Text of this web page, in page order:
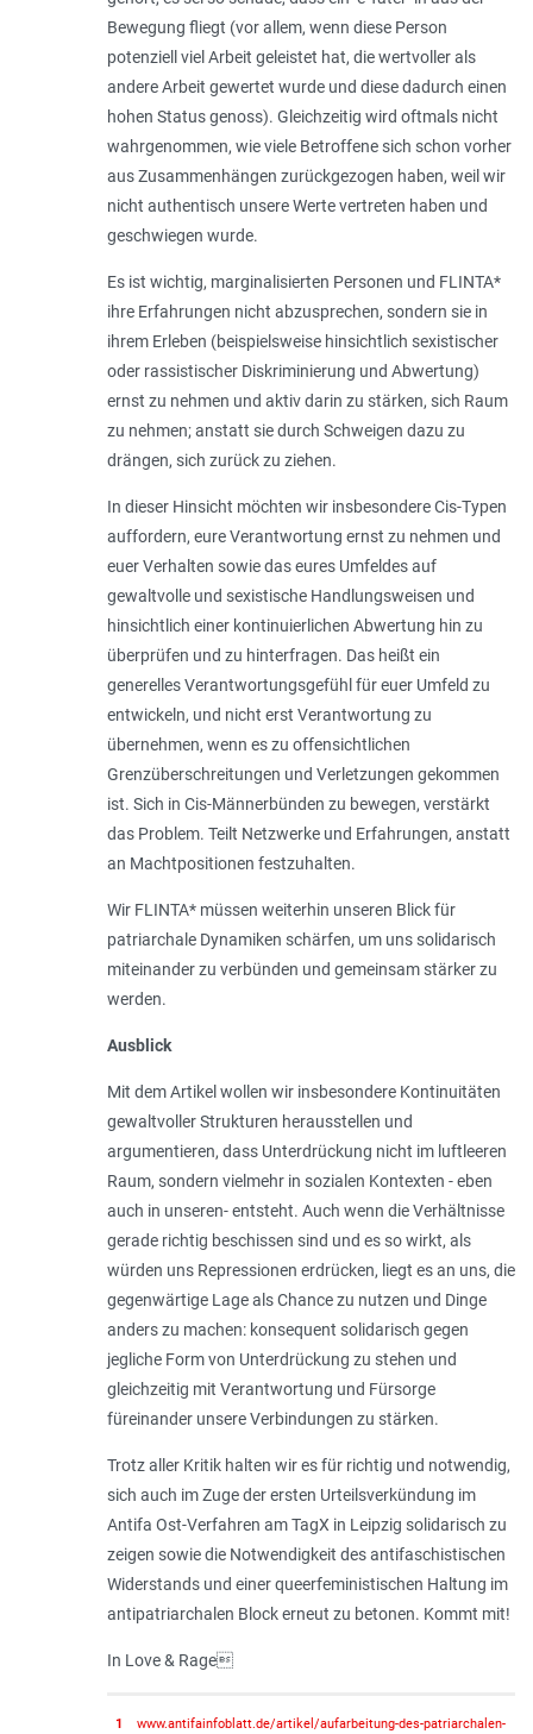
Bewegung fliegt (vor allem, wenn diese Person
potenziell viel Arbeit geleistet hat, die wertvoller als
andere Arbeit gewertet wurde und diese dadurch einen
hohen Status genoss). Gleichzeitig wird oftmals nicht
wahrgenommen, wie viele Betroffene sich schon vorher
aus Zusammenhängen zurückgezogen haben, weil wir
nicht authentisch unsere Werte vertreten haben und
geschwiegen wurde.
Es ist wichtig, marginalisierten Personen und FLINTA*
ihre Erfahrungen nicht abzusprechen, sondern sie in
ihrem Erleben (beispielsweise hinsichtlich sexistischer
oder rassistischer Diskriminierung und Abwertung)
ernst zu nehmen und aktiv darin zu stärken, sich Raum
zu nehmen; anstatt sie durch Schweigen dazu zu
drängen, sich zurück zu ziehen.
In dieser Hinsicht möchten wir insbesondere Cis-Typen
auffordern, eure Verantwortung ernst zu nehmen und
euer Verhalten sowie das eures Umfeldes auf
gewaltvolle und sexistische Handlungsweisen und
hinsichtlich einer kontinuierlichen Abwertung hin zu
überprüfen und zu hinterfragen. Das heißt ein
generelles Verantwortungsgefühl für euer Umfeld zu
entwickeln, und nicht erst Verantwortung zu
übernehmen, wenn es zu offensichtlichen
Grenzüberschreitungen und Verletzungen gekommen
ist. Sich in Cis-Männerbünden zu bewegen, verstärkt
das Problem. Teilt Netzwerke und Erfahrungen, anstatt
an Machtpositionen festzuhalten.
Wir FLINTA* müssen weiterhin unseren Blick für
patriarchale Dynamiken schärfen, um uns solidarisch
miteinander zu verbünden und gemeinsam stärker zu
werden.
Ausblick
Mit dem Artikel wollen wir insbesondere Kontinuitäten
gewaltvoller Strukturen herausstellen und
argumentieren, dass Unterdrückung nicht im luftleeren
Raum, sondern vielmehr in sozialen Kontexten - eben
auch in unseren- entsteht. Auch wenn die Verhältnisse
gerade richtig beschissen sind und es so wirkt, als
würden uns Repressionen erdrücken, liegt es an uns, die
gegenwärtige Lage als Chance zu nutzen und Dinge
anders zu machen: konsequent solidarisch gegen
jegliche Form von Unterdrückung zu stehen und
gleichzeitig mit Verantwortung und Fürsorge
füreinander unsere Verbindungen zu stärken.
Trotz aller Kritik halten wir es für richtig und notwendig,
sich auch im Zuge der ersten Urteilsverkündung im
Antifa Ost-Verfahren am TagX in Leipzig solidarisch zu
zeigen sowie die Notwendigkeit des antifaschistischen
Widerstands und einer queerfeministischen Haltung im
antipatriarchalen Block erneut zu betonen. Kommt mit!
In Love & Rage
1
www.antifainfoblatt.de/artikel/aufarbeitung-des-patriarchalen-